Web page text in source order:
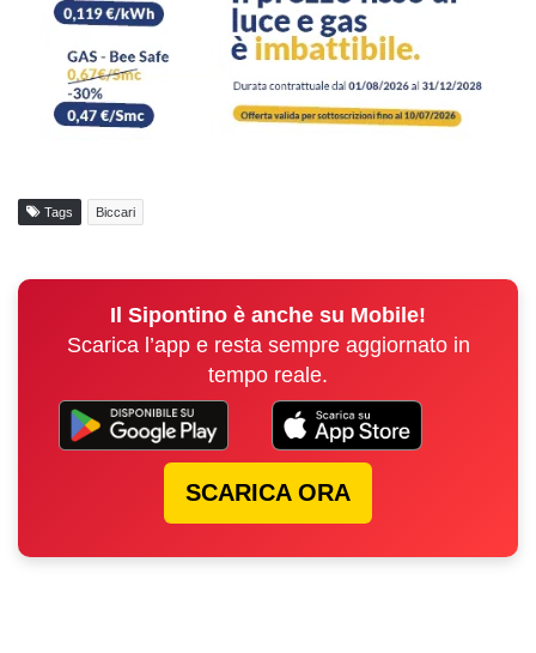
Tags Biccari
Il Sipontino è anche su Mobile!
Scarica l’app e resta sempre aggiornato in
tempo reale.
SCARICA ORA